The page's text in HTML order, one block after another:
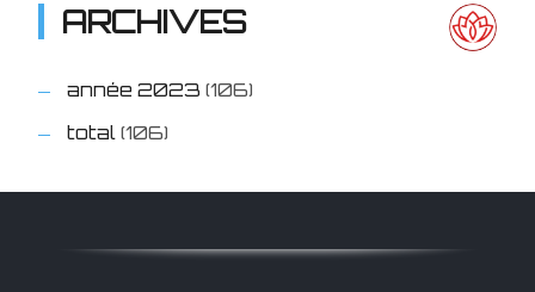
ARCHIVES
année 2023 (106)
total (106)